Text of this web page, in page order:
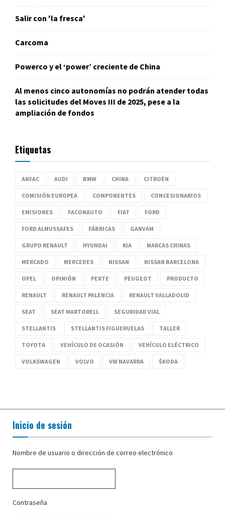
Salir con 'la fresca'
Carcoma
Powerco y el ‘power’ creciente de China
Al menos cinco autonomías no podrán atender todas
las solicitudes del Moves III de 2025, pese a la
ampliación de fondos
Etiquetas
ANFAC AUDI BMW CHINA CITROËN
COMISIÓN EUROPEA COMPONENTES CONCESIONARIOS
EMISIONES FACONAUTO FIAT FORD
FORD ALMUSSAFES FÁBRICAS GANVAM
GRUPO RENAULT HYUNDAI KIA MARCAS CHINAS
MERCADO MERCEDES NISSAN NISSAN BARCELONA
OPEL OPINIÓN PERTE PEUGEOT PRODUCTO
RENAULT RENAULT PALENCIA RENAULT VALLADOLID
SEAT SEAT MARTORELL SEGURIDAD VIAL
STELLANTIS STELLANTIS FIGUERUELAS TALLER
TOYOTA VEHÍCULO DE OCASIÓN VEHÍCULO ELÉCTRICO
VOLKSWAGEN VOLVO VW NAVARRA ŠKODA
Inicio de sesión
Nombre de usuario o dirección de correo electrónico
Contraseña